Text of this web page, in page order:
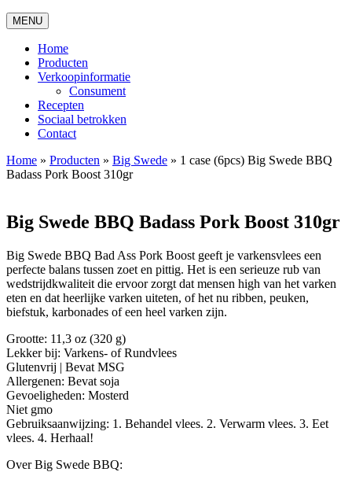
MENU
Home
Producten
Verkoopinformatie
Consument
Recepten
Sociaal betrokken
Contact
Home » Producten » Big Swede » 1 case (6pcs) Big Swede BBQ
Badass Pork Boost 310gr
Big Swede BBQ Badass Pork Boost 310gr
Big Swede BBQ Bad Ass Pork Boost geeft je varkensvlees een
perfecte balans tussen zoet en pittig. Het is een serieuze rub van
wedstrijdkwaliteit die ervoor zorgt dat mensen high van het varken
eten en dat heerlijke varken uiteten, of het nu ribben, peuken,
biefstuk, karbonades of een heel varken zijn.
Grootte: 11,3 oz (320 g)
Lekker bij: Varkens- of Rundvlees
Glutenvrij | Bevat MSG
Allergenen: Bevat soja
Gevoeligheden: Mosterd
Niet gmo
Gebruiksaanwijzing: 1. Behandel vlees. 2. Verwarm vlees. 3. Eet
vlees. 4. Herhaal!
Over Big Swede BBQ: